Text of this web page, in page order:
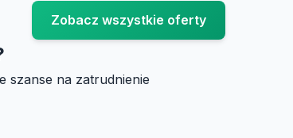
Zobacz wszystkie oferty
szanse na zatrudnienie